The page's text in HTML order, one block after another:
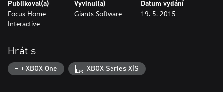
Publikoval(a)
Focus Home
Interactive
Vyvinul(a)
Giants Software
Datum vydání
19. 5. 2015
Hrát s
XBOX One XBOX Series X|S